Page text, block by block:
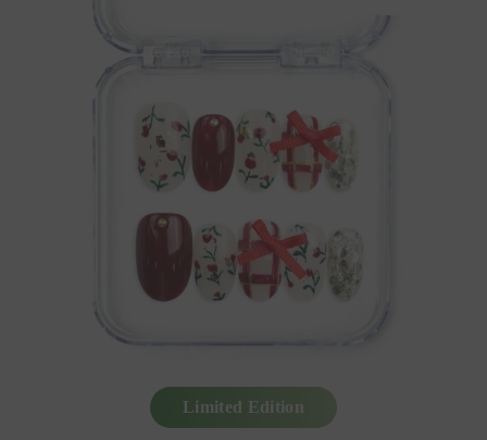
Limited Edition